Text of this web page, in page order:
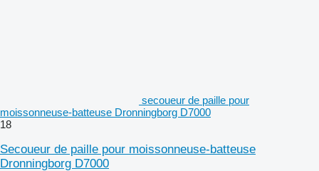
secoueur de paille pour
moissonneuse-batteuse Dronningborg D7000
18
Secoueur de paille pour moissonneuse-batteuse
Dronningborg D7000